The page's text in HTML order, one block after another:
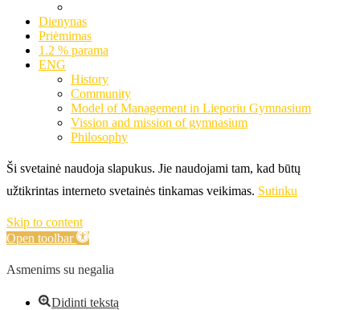
Dienynas
Priėmimas
1.2 % parama
ENG
History
Community
Model of Management in Lieporiu Gymnasium
Vission and mission of gymnasium
Philosophy
Ši svetainė naudoja slapukus. Jie naudojami tam, kad būtų
užtikrintas interneto svetainės tinkamas veikimas. Sutinku
Skip to content
Open toolbar
Asmenims su negalia
Didinti tekstą